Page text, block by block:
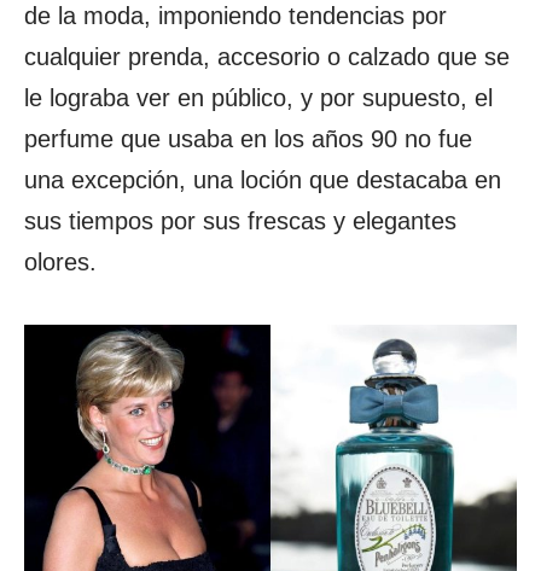
de la moda, imponiendo tendencias por
cualquier prenda, accesorio o calzado que se
le lograba ver en público, y por supuesto, el
perfume que usaba en los años 90 no fue
una excepción, una loción que destacaba en
sus tiempos por sus frescas y elegantes
olores.